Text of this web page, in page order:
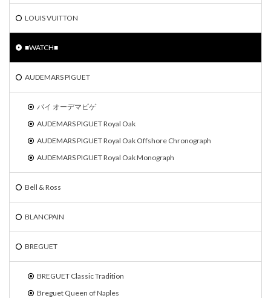
LOUIS VUITTON
■WATCH■
AUDEMARS PIGUET
バイ オーデマピゲ
AUDEMARS PIGUET Royal Oak
AUDEMARS PIGUET Royal Oak Offshore Chronograph
AUDEMARS PIGUET Royal Oak Monograph
Bell & Ross
BLANCPAIN
BREGUET
BREGUET Classic Tradition
Breguet Queen of Naples